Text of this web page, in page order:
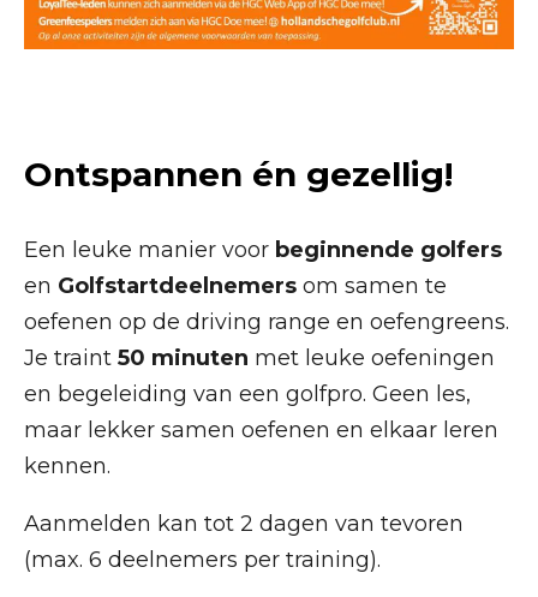
Ontspannen én gezellig!
Een leuke manier voor beginnende golfers
en Golfstartdeelnemers om samen te
oefenen op de driving range en oefengreens.
Je traint 50 minuten met leuke oefeningen
en begeleiding van een golfpro. Geen les,
maar lekker samen oefenen en elkaar leren
kennen.
Aanmelden kan tot 2 dagen van tevoren
(max. 6 deelnemers per training).